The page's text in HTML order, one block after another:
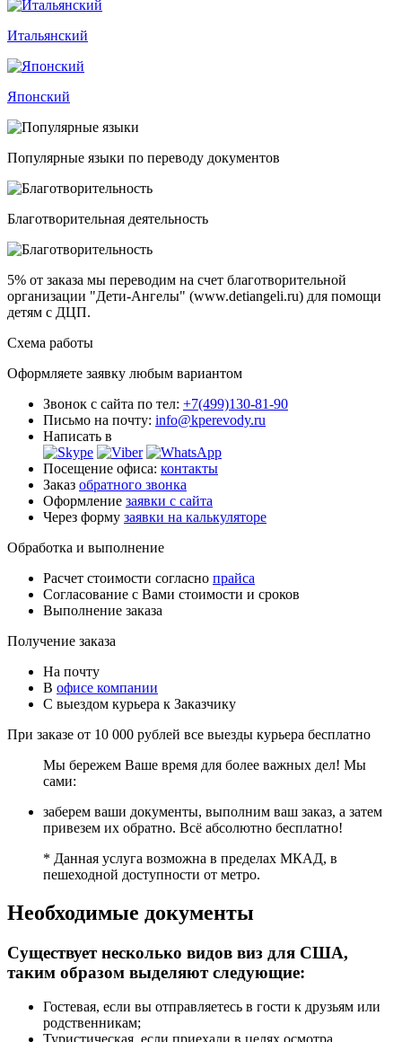
Итальянский
Японский
Популярные языки по переводу документов
Благотворительная деятельность
5% от заказа мы переводим на счет благотворительной
организации "Дети-Ангелы" (www.detiangeli.ru) для помощи
детям с ДЦП.
Схема работы
Оформляете заявку любым вариантом
Звонок с сайта по тел: +7(499)130-81-90
Письмо на почту: info@kperevody.ru
Написать в
Посещение офиса: контакты
Заказ обратного звонка
Оформление заявки с сайта
Через форму заявки на калькуляторе
Обработка и выполнение
Расчет стоимости согласно прайса
Согласование с Вами стоимости и сроков
Выполнение заказа
Получение заказа
На почту
В офисе компании
С выездом курьера к Заказчику
При заказе от 10 000 рублей все выезды курьера бесплатно
Мы бережем Ваше время для более важных дел! Мы
сами:
заберем ваши документы, выполним ваш заказ, а затем
привезем их обратно. Всё абсолютно бесплатно!
* Данная услуга возможна в пределах МКАД, в
пешеходной доступности от метро.
Необходимые документы
Существует несколько видов виз для США,
таким образом выделяют следующие:
Гостевая, если вы отправляетесь в гости к друзьям или
родственникам;